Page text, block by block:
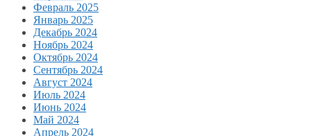
Февраль 2025
Январь 2025
Декабрь 2024
Ноябрь 2024
Октябрь 2024
Сентябрь 2024
Август 2024
Июль 2024
Июнь 2024
Май 2024
Апрель 2024